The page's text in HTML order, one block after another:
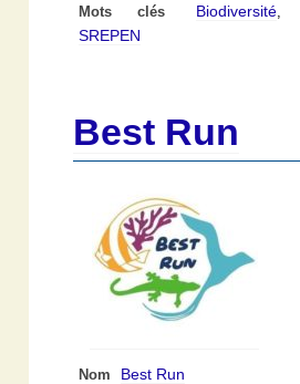
Mots clés
Biodiversité,
SREPEN
Best Run
Nom Best Run